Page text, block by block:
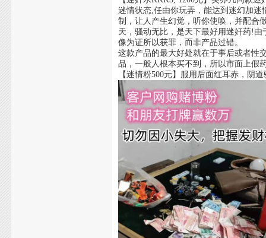
迷情状态,任由你玩弄，能达到迷幻加
制，让人产生幻觉，听你使唤，并配合
天，骚动无比，是天下最好用迷奸药!
像为证所以获罪，而非产品过错。
这款产品的最大好处就在于事后或者性
品，一般人根本买不到，所以市面上假
【迷情粉500元】服用后面红耳赤，阴